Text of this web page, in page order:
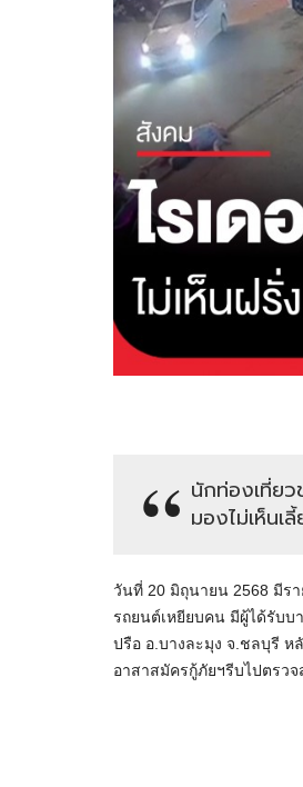
นักท่องเที่ยว
มองไม่เห็นเ
วันที่ 20 มิถุนายน 2568 มีร
รถยนต์เหยียบคน มีผู้ได้รับบ
ปรือ อ.บางละมุง จ.ชลบุรี ห
อาสาสมัครกู้ภัยฯรีบไปตรวจ